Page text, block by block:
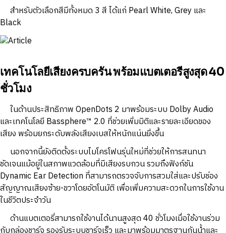
สำหรับตัวเลือกสีมีทั้งหมด 3 สี ได้แก่ Pearl White, Grey และ
Black
เทคโนโลยีเสียงครบครัน พร้อมแบตเตอรีสูงสุด 40
ชั่วโมง
ในด้านประสิทธิภาพ OpenDots 2 มาพร้อมระบบ Dolby Audio
และเทคโนโลยี Bassphere™ 2.0 ที่ช่วยเพิ่มมิติและรายละเอียดของ
เสียง พร้อมยกระดับพลังเสียงเบสให้หนักแน่นยิ่งขึ้น
นอกจากนี้ยังติดตั้งระบบไมโครโฟนรุ่นใหม่ที่ช่วยให้การสนทนา
ชัดเจนแม้อยู่ในสภาพแวดล้อมที่มีเสียงรบกวน รวมถึงฟังก์ชัน
Dynamic Ear Detection ที่สามารถตรวจจับการสวมใส่และปรับช่อง
สัญญาณเสียงซ้าย-ขวาโดยอัตโนมัติ เพื่อเพิ่มความสะดวกในการใช้งาน
ในชีวิตประจำวัน
ด้านแบตเตอรี่สามารถใช้งานได้นานสูงสุด 40 ชั่วโมงเมื่อใช้งานร่วม